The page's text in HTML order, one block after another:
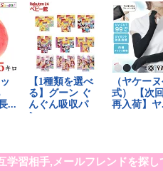
学習相手,メールフレンドを探し